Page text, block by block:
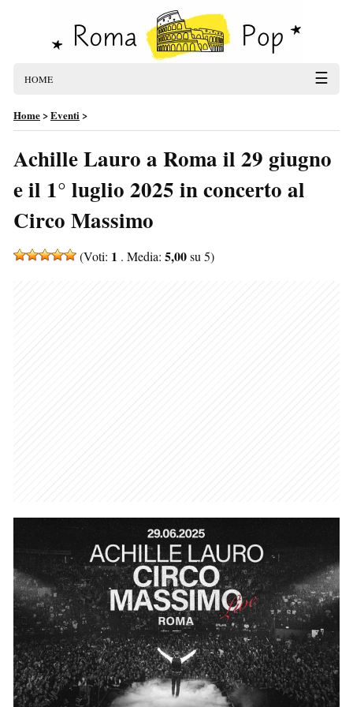
HOME ☰
Home>Eventi>
Achille Lauro a Roma il 29 giugno
e il 1° luglio 2025 in concerto al
Circo Massimo
(Voti: 1 . Media: 5,00su 5)